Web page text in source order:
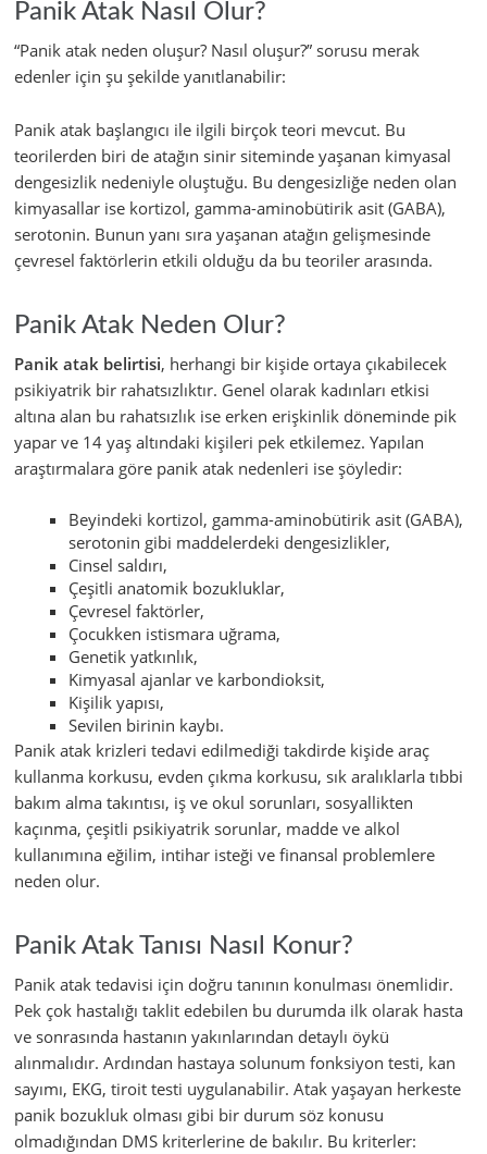
Panik Atak Nasıl Olur?
“Panik atak neden oluşur? Nasıl oluşur?” sorusu merak
edenler için şu şekilde yanıtlanabilir:
Panik atak başlangıcı ile ilgili birçok teori mevcut. Bu
teorilerden biri de atağın sinir siteminde yaşanan kimyasal
dengesizlik nedeniyle oluştuğu. Bu dengesizliğe neden olan
kimyasallar ise kortizol, gamma-aminobütirik asit (GABA),
serotonin. Bunun yanı sıra yaşanan atağın gelişmesinde
çevresel faktörlerin etkili olduğu da bu teoriler arasında.
Panik Atak Neden Olur?
Panik atak belirtisi, herhangi bir kişide ortaya çıkabilecek
psikiyatrik bir rahatsızlıktır. Genel olarak kadınları etkisi
altına alan bu rahatsızlık ise erken erişkinlik döneminde pik
yapar ve 14 yaş altındaki kişileri pek etkilemez. Yapılan
araştırmalara göre panik atak nedenleri ise şöyledir:
Beyindeki kortizol, gamma-aminobütirik asit (GABA),
serotonin gibi maddelerdeki dengesizlikler,
Cinsel saldırı,
Çeşitli anatomik bozukluklar,
Çevresel faktörler,
Çocukken istismara uğrama,
Genetik yatkınlık,
Kimyasal ajanlar ve karbondioksit,
Kişilik yapısı,
Sevilen birinin kaybı.
Panik atak krizleri tedavi edilmediği takdirde kişide araç
kullanma korkusu, evden çıkma korkusu, sık aralıklarla tıbbi
bakım alma takıntısı, iş ve okul sorunları, sosyallikten
kaçınma, çeşitli psikiyatrik sorunlar, madde ve alkol
kullanımına eğilim, intihar isteği ve finansal problemlere
neden olur.
Panik Atak Tanısı Nasıl ‌Konur?
Panik atak tedavisi için doğru tanının konulması önemlidir.
Pek çok hastalığı taklit edebilen bu durumda ilk olarak hasta
ve sonrasında hastanın yakınlarından detaylı öykü
alınmalıdır. Ardından hastaya solunum fonksiyon testi, kan
sayımı, EKG, tiroit testi uygulanabilir. Atak yaşayan herkeste
panik bozukluk olması gibi bir durum söz konusu
olmadığından DMS kriterlerine de bakılır. Bu kriterler: